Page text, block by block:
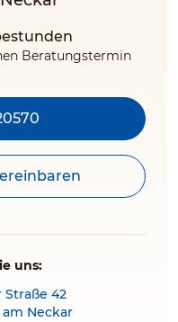
Beratungstermin
uns:
42
Neckar